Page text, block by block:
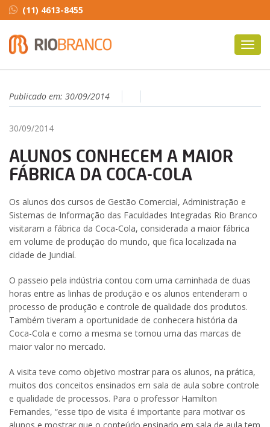
(11) 4613-8455
Publicado em: 30/09/2014
30/09/2014
ALUNOS CONHECEM A MAIOR
FÁBRICA DA COCA-COLA
Os alunos dos cursos de Gestão Comercial, Administração e
Sistemas de Informação das Faculdades Integradas Rio Branco
visitaram a fábrica da Coca-Cola, considerada a maior fábrica
em volume de produção do mundo, que fica localizada na
cidade de Jundiaí.
O passeio pela indústria contou com uma caminhada de duas
horas entre as linhas de produção e os alunos entenderam o
processo de produção e controle de qualidade dos produtos.
Também tiveram a oportunidade de conhecera história da
Coca-Cola e como a mesma se tornou uma das marcas de
maior valor no mercado.
A visita teve como objetivo mostrar para os alunos, na prática,
muitos dos conceitos ensinados em sala de aula sobre controle
e qualidade de processos. Para o professor Hamilton
Fernandes, “esse tipo de visita é importante para motivar os